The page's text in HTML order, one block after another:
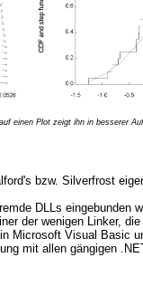
einen Plot zeigt ihn in besserer
bzw. Silverfrost
DLLs eingebunden
der wenigen Linker,
Microsoft Visual Basic
mit allen gängigen